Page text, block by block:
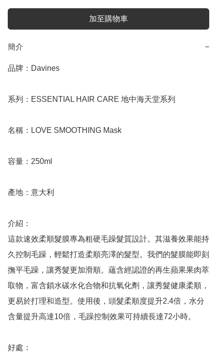
加至購物車
簡介 −
品牌：Davines
系列：ESSENTIAL HAIR CARE 地中海天堂系列
名稱：LOVE SMOOTHING Mask
容量：250ml
產地：意大利
介紹：
這款速效柔順髮膜專為粗硬毛躁髮質設計。其滋養效果能持
久控制毛躁，輕鬆打造柔順亮澤的髮型。我們的髮膜能即刻
撫平毛躁，讓秀髮更加滑順。蘊含經認證的再生蘋果果肉萃
取物，富含鎖水碳水化合物和抗氧化劑，讓秀髮健康柔順，
更易於打理和造型。使用後，頭髮柔順度提升2.4倍，水分
含量提升高達10倍，毛躁控制效果可持續長達72小時。
好處：